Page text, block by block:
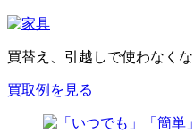
買替え、引越しで使わなく
買取例を見る